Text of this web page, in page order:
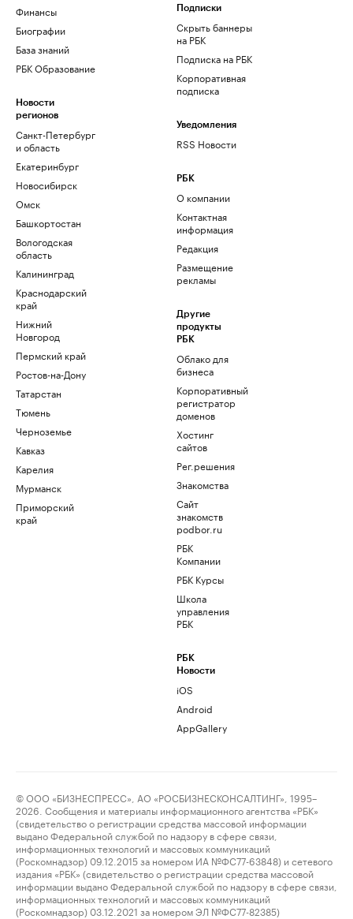
Финансы
Биографии
База знаний
РБК Образование
Новости
регионов
Санкт-Петербург
и область
Екатеринбург
Новосибирск
Омск
Башкортостан
Вологодская
область
Калининград
Краснодарский
край
Нижний
Новгород
Пермский край
Ростов-на-Дону
Татарстан
Тюмень
Черноземье
Кавказ
Карелия
Мурманск
Приморский
край
Подписки
Скрыть баннеры
на РБК
Подписка на РБК
Корпоративная
подписка
Уведомления
RSS Новости
РБК
О компании
Контактная
информация
Редакция
Размещение
рекламы
Другие
продукты
РБК
Облако для
бизнеса
Корпоративный
регистратор
доменов
Хостинг
сайтов
Рег.решения
Знакомства
Сайт
знакомств
podbor.ru
РБК
Компании
РБК Курсы
Школа
управления
РБК
РБК
Новости
iOS
Android
AppGallery
© ООО «БИЗНЕСПРЕСС», АО «РОСБИЗНЕСКОНСАЛТИНГ», 1995–
2026. Сообщения и материалы информационного агентства «РБК»
(свидетельство о регистрации средства массовой информации
выдано Федеральной службой по надзору в сфере связи,
информационных технологий и массовых коммуникаций
(Роскомнадзор) 09.12.2015 за номером ИА №ФС77-63848) и сетевого
издания «РБК» (свидетельство о регистрации средства массовой
информации выдано Федеральной службой по надзору в сфере связи,
информационных технологий и массовых коммуникаций
(Роскомнадзор) 03.12.2021 за номером ЭЛ №ФС77-82385)